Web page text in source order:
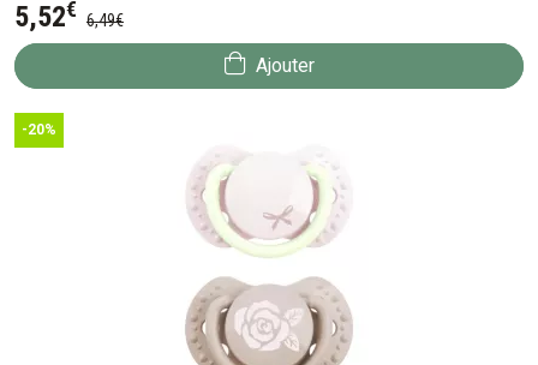
5,52€ 6,49€
Ajouter
-20%